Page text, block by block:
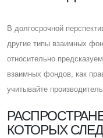
В долгосрочной
другие типы взаимных
относительно
взаимных фондов, как
учитывайте
КОТОРЫХ